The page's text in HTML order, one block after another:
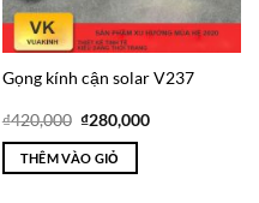
Gọng kính cận solar V237
₫420,000 Giá
là:
₫420,000.
₫280,000Giá
THÊM VÀO GIỎ